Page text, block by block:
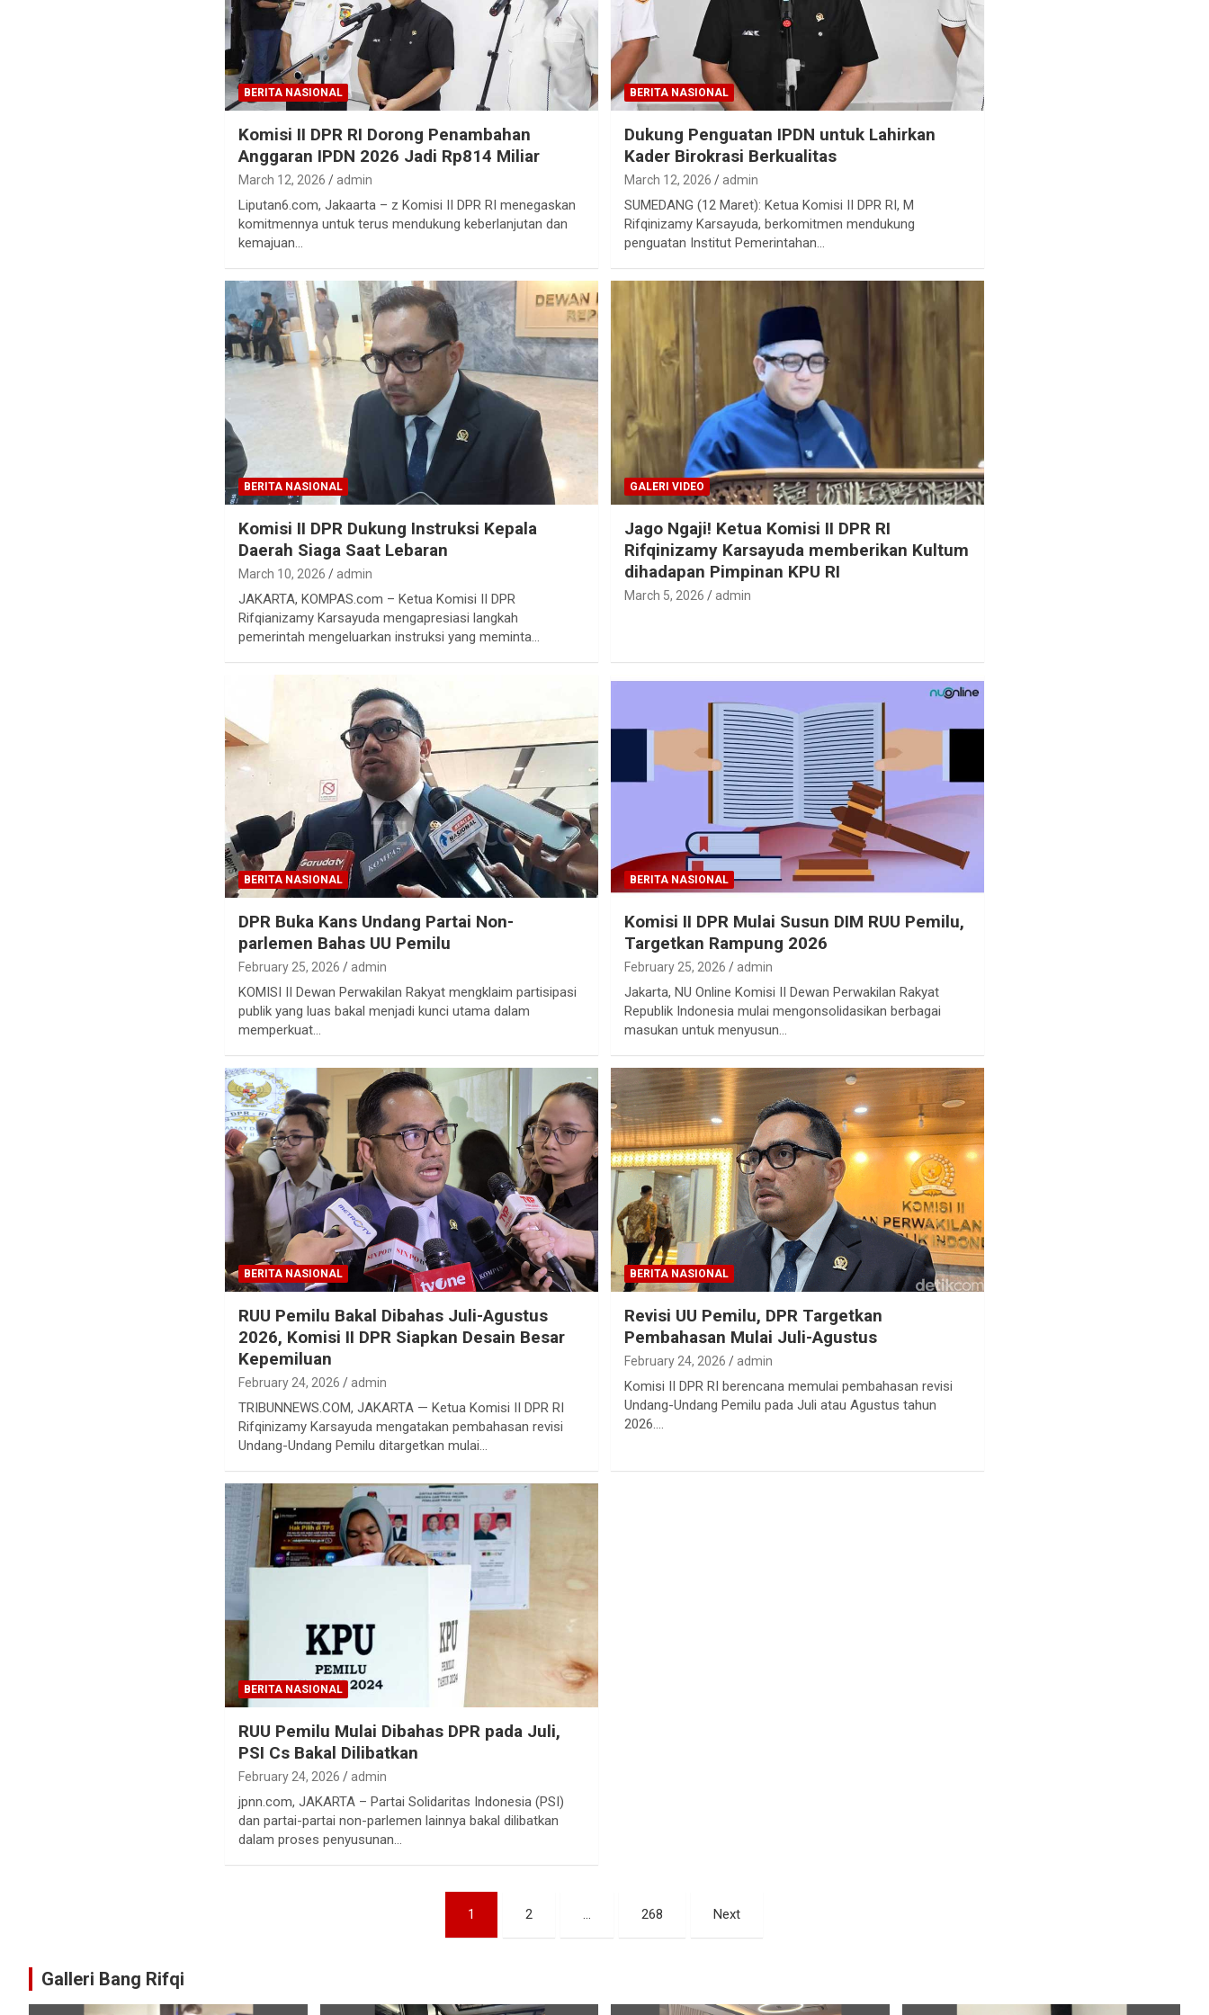
BERITA NASIONAL
Komisi II DPR RI Dorong Penambahan
Anggaran IPDN 2026 Jadi Rp814 Miliar
March 12, 2026 admin
Liputan6.com, Jakaarta – z Komisi II DPR RI menegaskan
komitmennya untuk terus mendukung keberlanjutan dan
kemajuan…
BERITA NASIONAL
Dukung Penguatan IPDN untuk Lahirkan
Kader Birokrasi Berkualitas
March 12, 2026 admin
SUMEDANG (12 Maret): Ketua Komisi II DPR RI, M
Rifqinizamy Karsayuda, berkomitmen mendukung
penguatan Institut Pemerintahan…
BERITA NASIONAL
Komisi II DPR Dukung Instruksi Kepala
Daerah Siaga Saat Lebaran
March 10, 2026 admin
JAKARTA, KOMPAS.com – Ketua Komisi II DPR
Rifqianizamy Karsayuda mengapresiasi langkah
pemerintah mengeluarkan instruksi yang meminta…
GALERI VIDEO
Jago Ngaji! Ketua Komisi II DPR RI
Rifqinizamy Karsayuda memberikan Kultum
dihadapan Pimpinan KPU RI
March 5, 2026 admin
BERITA NASIONAL
DPR Buka Kans Undang Partai Non-
parlemen Bahas UU Pemilu
February 25, 2026 admin
KOMISI II Dewan Perwakilan Rakyat mengklaim partisipasi
publik yang luas bakal menjadi kunci utama dalam
memperkuat…
BERITA NASIONAL
Komisi II DPR Mulai Susun DIM RUU Pemilu,
Targetkan Rampung 2026
February 25, 2026 admin
Jakarta, NU Online Komisi II Dewan Perwakilan Rakyat
Republik Indonesia mulai mengonsolidasikan berbagai
masukan untuk menyusun…
BERITA NASIONAL
RUU Pemilu Bakal Dibahas Juli-Agustus
2026, Komisi II DPR Siapkan Desain Besar
Kepemiluan
February 24, 2026 admin
TRIBUNNEWS.COM, JAKARTA — Ketua Komisi II DPR RI
Rifqinizamy Karsayuda mengatakan pembahasan revisi
Undang-Undang Pemilu ditargetkan mulai…
BERITA NASIONAL
Revisi UU Pemilu, DPR Targetkan
Pembahasan Mulai Juli-Agustus
February 24, 2026 admin
Komisi II DPR RI berencana memulai pembahasan revisi
Undang-Undang Pemilu pada Juli atau Agustus tahun
2026.…
BERITA NASIONAL
RUU Pemilu Mulai Dibahas DPR pada Juli,
PSI Cs Bakal Dilibatkan
February 24, 2026 admin
jpnn.com, JAKARTA – Partai Solidaritas Indonesia (PSI)
dan partai-partai non-parlemen lainnya bakal dilibatkan
dalam proses penyusunan…
1 2 … 268 Next
Galleri Bang Rifqi